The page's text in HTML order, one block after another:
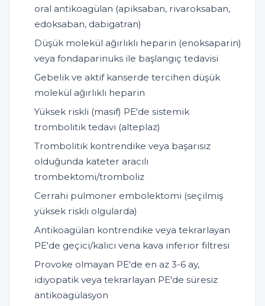
oral antikoagülan (apiksaban, rivaroksaban,
edoksaban, dabigatran)
Düşük molekül ağırlıklı heparin (enoksaparin)
veya fondaparinuks ile başlangıç tedavisi
Gebelik ve aktif kanserde tercihen düşük
molekül ağırlıklı heparin
Yüksek riskli (masif) PE'de sistemik
trombolitik tedavi (alteplaz)
Trombolitik kontrendike veya başarısız
olduğunda kateter aracılı
trombektomi/tromboliz
Cerrahi pulmoner embolektomi (seçilmiş
yüksek riskli olgularda)
Antikoagülan kontrendike veya tekrarlayan
PE'de geçici/kalıcı vena kava inferior filtresi
Provoke olmayan PE'de en az 3-6 ay,
idiyopatik veya tekrarlayan PE'de süresiz
antikoagülasyon